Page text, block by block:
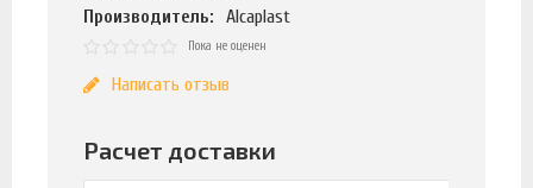
Производитель:
Alcaplast
Пока не оценен
Написать отзыв
Расчет доставки